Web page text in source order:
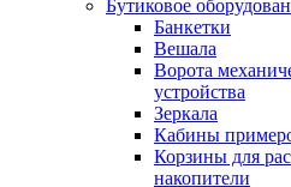
Бутиковое
Банкетки
Вешала
Ворота
устройства
Зеркала
Кабины
Корзины для
накопители